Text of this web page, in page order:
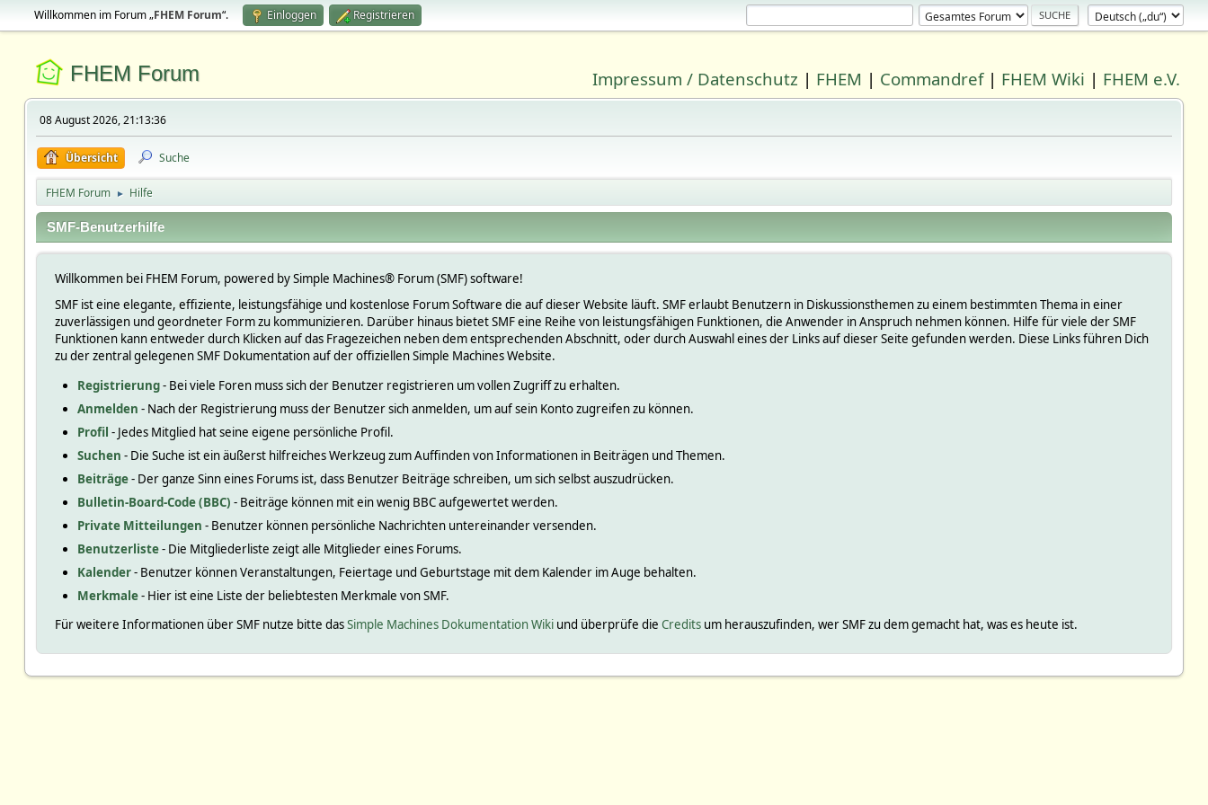
Willkommen im Forum „FHEM Forum“. Einloggen Registrieren
FHEM Forum Impressum / Datenschutz | FHEM | Commandref| FHEM Wiki | FHEM e.V.
08 August 2026, 21:13:36
Übersicht Suche
FHEM Forum ► Hilfe
SMF-Benutzerhilfe
Willkommen bei FHEM Forum, powered by Simple Machines® Forum (SMF) software!
SMF ist eine elegante, effiziente, leistungsfähige und kostenlose Forum Software die auf dieser Website läuft. SMF erlaubt Benutzern in Diskussionsthemen zu einem bestimmten Thema in einer
zuverlässigen und geordneter Form zu kommunizieren. Darüber hinaus bietet SMF eine Reihe von leistungsfähigen Funktionen, die Anwender in Anspruch nehmen können. Hilfe für viele der SMF
Funktionen kann entweder durch Klicken auf das Fragezeichen neben dem entsprechenden Abschnitt, oder durch Auswahl eines der Links auf dieser Seite gefunden werden. Diese Links führen Dich
zu der zentral gelegenen SMF Dokumentation auf der offiziellen Simple Machines Website.
Registrierung- Bei viele Foren muss sich der Benutzer registrieren um vollen Zugriff zu erhalten.
Anmelden - Nach der Registrierung muss der Benutzer sich anmelden, um auf sein Konto zugreifen zu können.
Profil - Jedes Mitglied hat seine eigene persönliche Profil.
Suchen - Die Suche ist ein äußerst hilfreiches Werkzeug zum Auffinden von Informationen in Beiträgen und Themen.
Beiträge- Der ganze Sinn eines Forums ist, dass Benutzer Beiträge schreiben, um sich selbst auszudrücken.
Bulletin-Board-Code (BBC) - Beiträge können mit ein wenig BBC aufgewertet werden.
Private Mitteilungen - Benutzer können persönliche Nachrichten untereinander versenden.
Benutzerliste- Die Mitgliederliste zeigt alle Mitglieder eines Forums.
Kalender- Benutzer können Veranstaltungen, Feiertage und Geburtstage mit dem Kalender im Auge behalten.
Merkmale- Hier ist eine Liste der beliebtesten Merkmale von SMF.
Für weitere Informationen über SMF nutze bitte dasSimple Machines Dokumentation Wikiund überprüfe die Creditsum herauszufinden, wer SMF zu dem gemacht hat, was es heute ist.